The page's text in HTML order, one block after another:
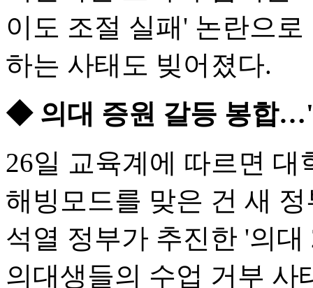
이도 조절 실패' 논란으
하는 사태도 빚어졌다.
◆ 의대 증원 갈등 봉합
26일 교육계에 따르면
해빙모드를 맞은 건 새
석열 정부가 추진한 '의
의대생들의 수업 거부 사